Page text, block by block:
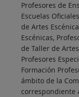
Profesores de
Escuelas
de Artes
Escénicas,
de Taller de
Profesores
Formación
ámbito de la
correspondiente